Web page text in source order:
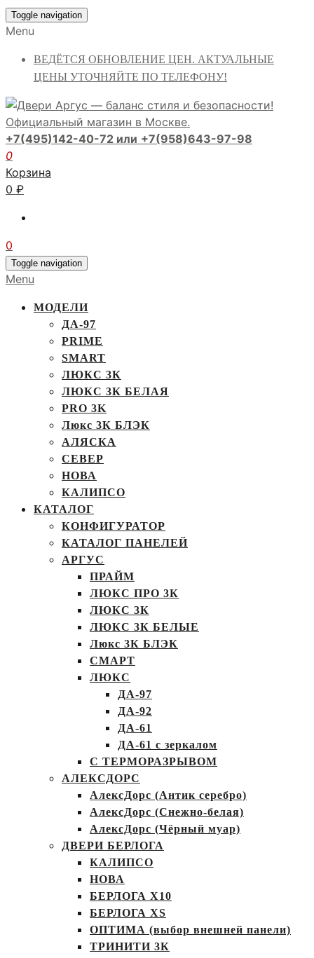
Toggle navigation
Menu
ВЕДЁТСЯ ОБНОВЛЕНИЕ ЦЕН. АКТУАЛЬНЫЕ
ЦЕНЫ УТОЧНЯЙТЕ ПО ТЕЛЕФОНУ!
+7(495)142-40-72 или +7(958)643-97-98
0
Корзина
0 ₽
0
Toggle navigation
Menu
МОДЕЛИ
ДА-97
PRIME
SMART
ЛЮКС 3К
ЛЮКС 3К БЕЛАЯ
PRO 3K
Люкс 3К БЛЭК
АЛЯСКА
СЕВЕР
НОВА
КАЛИПСО
КАТАЛОГ
КОНФИГУРАТОР
КАТАЛОГ ПАНЕЛЕЙ
АРГУС
ПРАЙМ
ЛЮКС ПРО 3К
ЛЮКС 3К
ЛЮКС 3К БЕЛЫЕ
Люкс 3К БЛЭК
СМАРТ
ЛЮКС
ДА-97
ДА-92
ДА-61
ДА-61 с зеркалом
С ТЕРМОРАЗРЫВОМ
АЛЕКСДОРС
АлексДорс (Антик серебро)
АлексДорс (Снежно-белая)
АлексДорс (Чёрный муар)
ДВЕРИ БЕРЛОГА
КАЛИПСО
НОВА
БЕРЛОГА Х10
БЕРЛОГА XS
ОПТИМА (выбор внешней панели)
ТРИНИТИ 3К